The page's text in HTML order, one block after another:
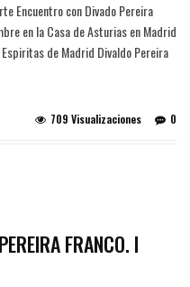
Encuentro con Divado Pereira
en la Casa de Asturias en Madrid
de Madrid Divaldo Pereira
0
709 Visualizaciones
FRANCO. I